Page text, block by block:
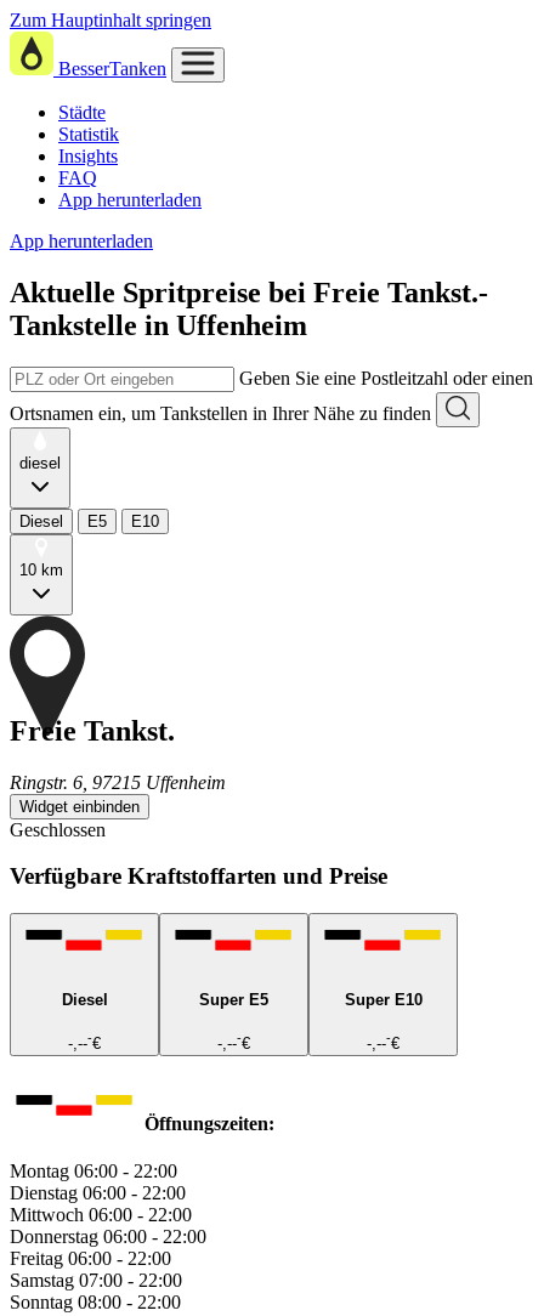
Zum Hauptinhalt springen
BesserTanken
Städte
Statistik
Insights
FAQ
App herunterladen
App herunterladen
Aktuelle Spritpreise bei Freie Tankst.-
Tankstelle in Uffenheim
Geben Sie eine Postleitzahl oder einen
Ortsnamen ein, um Tankstellen in Ihrer Nähe zu finden
diesel
Diesel E5 E10
10 km
Freie Tankst.
Ringstr. 6, 97215 Uffenheim
Widget einbinden
Geschlossen
Verfügbare Kraftstoffarten und Preise
Diesel
-,---€
Super E5
-,---€
Super E10
-,---€
Öffnungszeiten:
Montag 06:00 - 22:00
Dienstag 06:00 - 22:00
Mittwoch 06:00 - 22:00
Donnerstag 06:00 - 22:00
Freitag 06:00 - 22:00
Samstag 07:00 - 22:00
Sonntag 08:00 - 22:00